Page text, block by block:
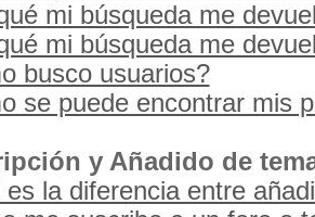
mi búsqueda me
mi búsqueda me
busco usuarios?
se puede encontrar mis
y Añadido de
es la diferencia entre